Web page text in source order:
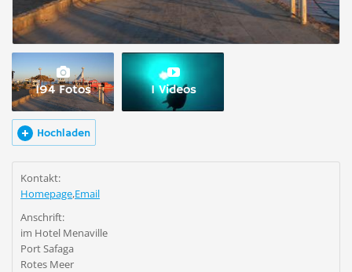
194 Fotos 1 Videos
Hochladen
Kontakt:
Homepage,Email
Anschrift:
im Hotel Menaville
Port Safaga
Rotes Meer